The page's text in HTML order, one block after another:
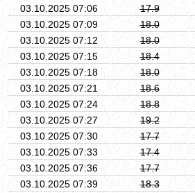
03.10.2025 07:06
17.9
03.10.2025 07:09
18.0
03.10.2025 07:12
18.0
03.10.2025 07:15
18.4
03.10.2025 07:18
18.0
03.10.2025 07:21
18.6
03.10.2025 07:24
18.8
03.10.2025 07:27
19.2
03.10.2025 07:30
17.7
03.10.2025 07:33
17.4
03.10.2025 07:36
17.7
03.10.2025 07:39
18.3